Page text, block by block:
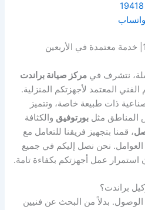
19418
واتساب
صيانة براندت السويس 19418| خدمة معتمدة في الأربعين
نتشرف فيمركز صيانة براندت
المعتمد لأجهزتكم المنزلية.
ذات طبيعة خاصة، وتتميز
المناطق مثلبورتوفيق والكثافة
، قمنا بتجهيز فريقنا للتعامل مع
العوامل. نحن نصل إليكم في جميع
استمرار عمل أجهزتكم بكفاءة تامة.
براندت؟
الوصول. بدلاً من البحث عن فنيين